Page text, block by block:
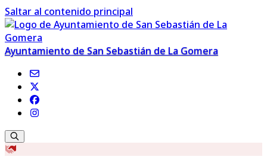
Saltar al contenido principal
Ayuntamiento de San Sebastián de La Gomera